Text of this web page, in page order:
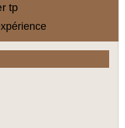
tp